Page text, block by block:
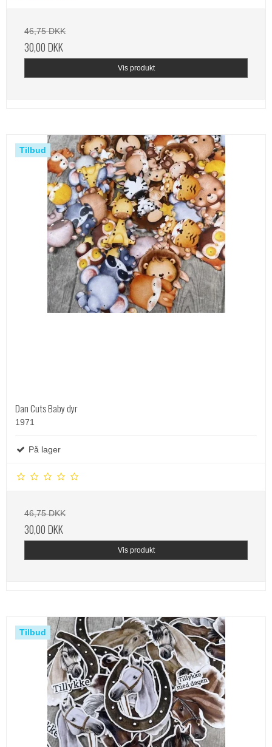
46,75 DKK
30,00 DKK
Vis produkt
Tilbud
Dan Cuts Baby dyr
1971
På lager
46,75 DKK
30,00 DKK
Vis produkt
Tilbud